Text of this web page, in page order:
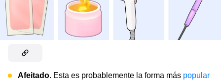
Afeitado. Esta es probablemente la forma más popular